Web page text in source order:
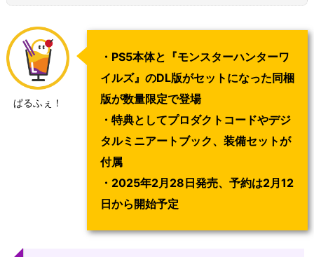
ぱるふぇ！
・PS5本体と『モンスターハンターワ
イルズ』のDL版がセットになった同梱
版が数量限定で登場
・特典としてプロダクトコードやデジ
タルミニアートブック、装備セットが
付属
・2025年2月28日発売、予約は2月12
日から開始予定